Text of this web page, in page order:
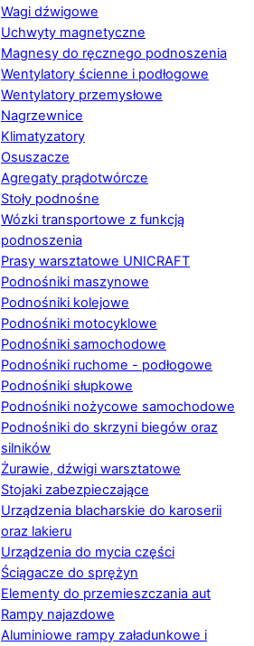
Wagi dźwigowe
Uchwyty magnetyczne
Magnesy do ręcznego podnoszenia
Wentylatory ścienne i podłogowe
Wentylatory przemysłowe
Nagrzewnice
Klimatyzatory
Osuszacze
Agregaty prądotwórcze
Stoły podnośne
Wózki transportowe z funkcją
podnoszenia
Prasy warsztatowe UNICRAFT
Podnośniki maszynowe
Podnośniki kolejowe
Podnośniki motocyklowe
Podnośniki samochodowe
Podnośniki ruchome - podłogowe
Podnośniki słupkowe
Podnośniki nożycowe samochodowe
Podnośniki do skrzyni biegów oraz
silników
Żurawie, dźwigi warsztatowe
Stojaki zabezpieczające
Urządzenia blacharskie do karoserii
oraz lakieru
Urządzenia do mycia części
Ściągacze do sprężyn
Elementy do przemieszczania aut
Rampy najazdowe
Aluminiowe rampy załadunkowe i